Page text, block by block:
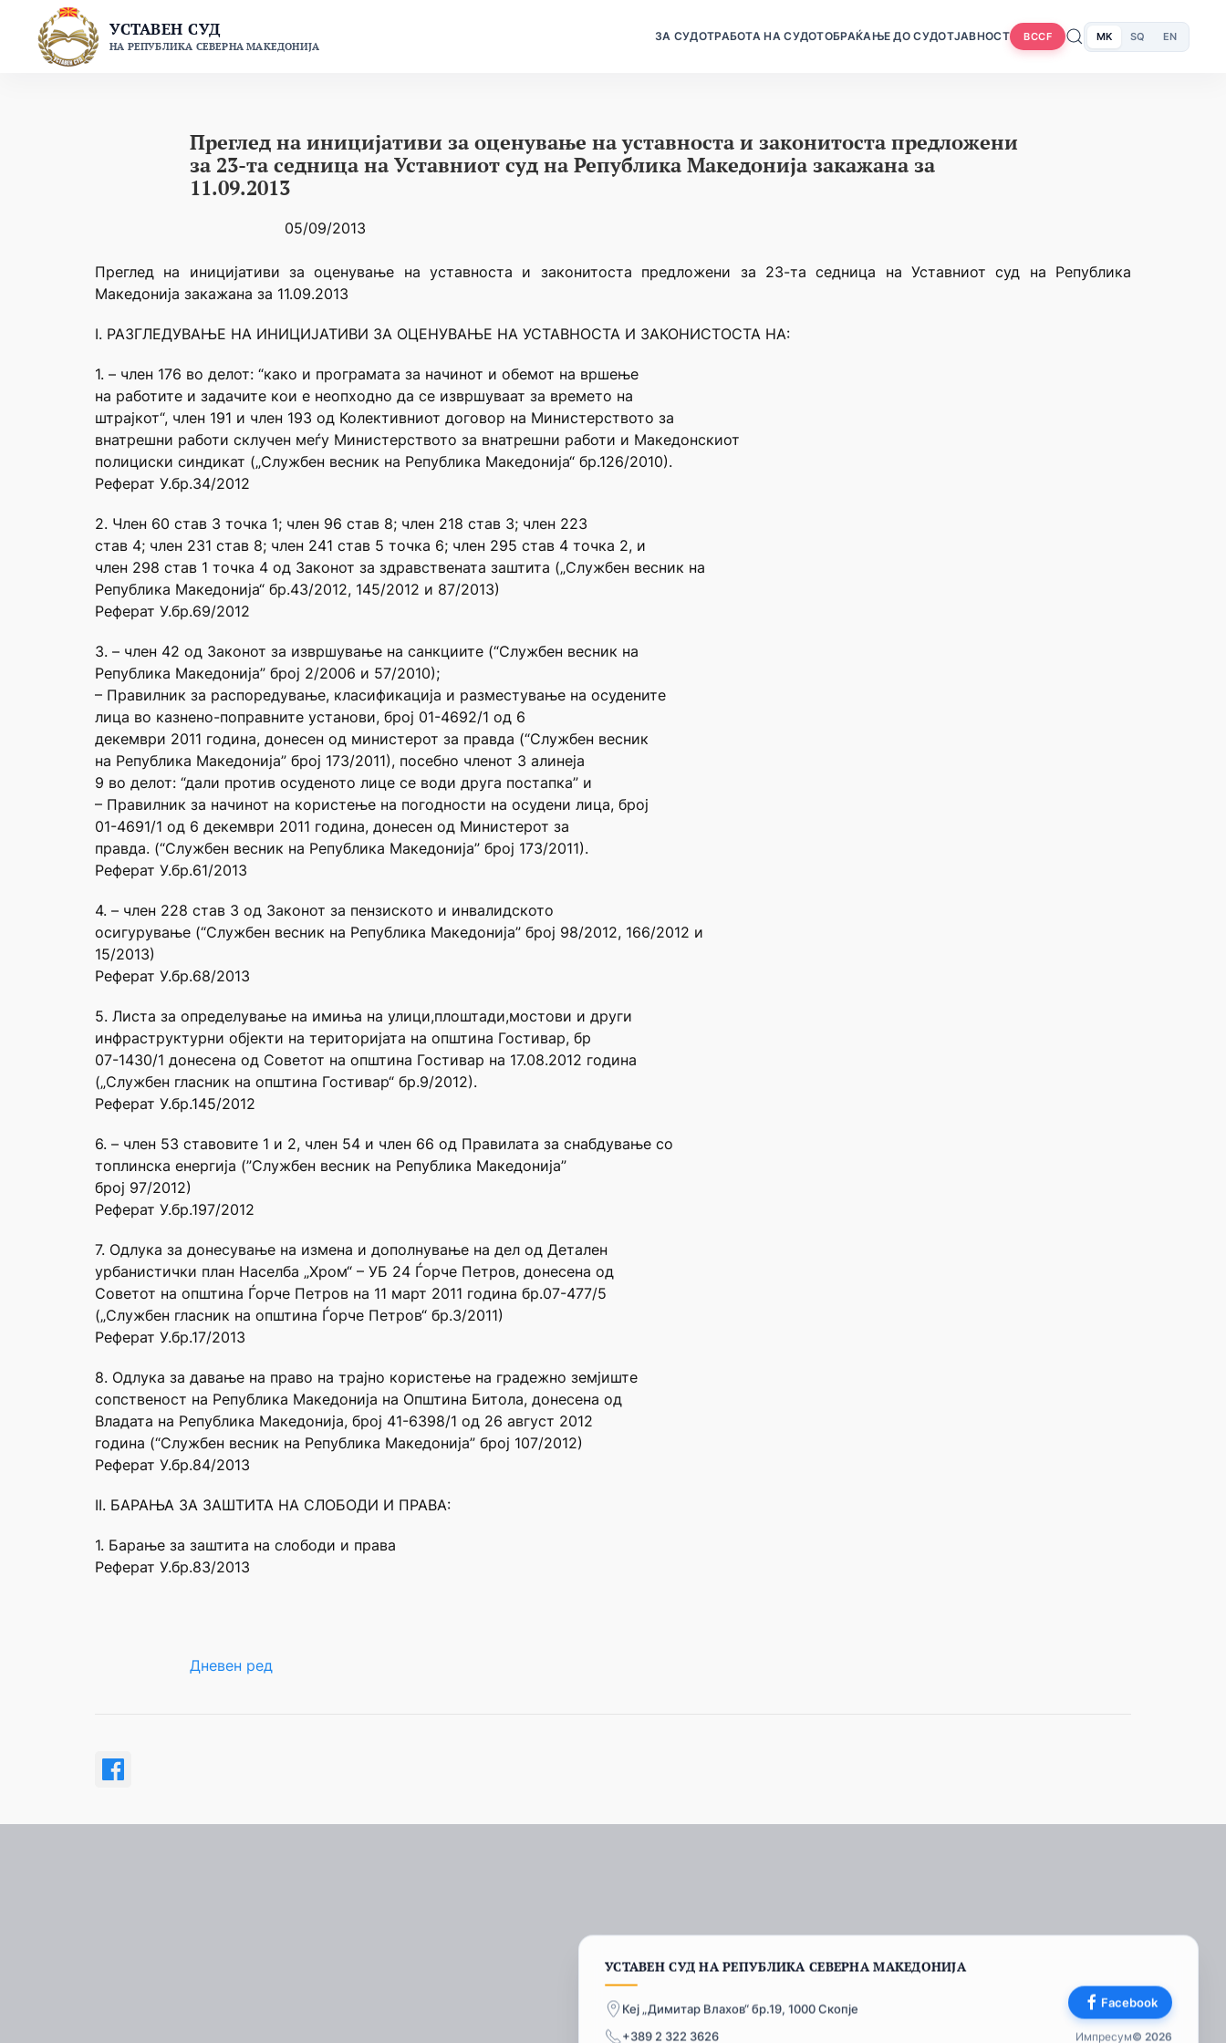
content
УСТАВЕН СУД
НА РЕПУБЛИКА СЕВЕРНА МАКЕДОНИЈА
ЗА СУДОТРАБОТА НА СУДОТОБРАЌАЊЕ ДО СУДОТЈАВНОСТ BCCF MK SQ EN
Преглед на иницијативи за оценување на уставноста и законитоста предложени
за 23-та седница на Уставниот суд на Република Македонија закажана за
11.09.2013
05/09/2013
Преглед на иницијативи за оценување на уставноста и законитоста предложени за 23-та седница на Уставниот суд на Република
Македонија закажана за 11.09.2013
I. РАЗГЛЕДУВАЊЕ НА ИНИЦИЈАТИВИ ЗА ОЦЕНУВАЊЕ НА УСТАВНОСТА И ЗАКОНИСТОСТА НА:
1. – член 176 во делот: “како и програмата за начинот и обемот на вршење
на работите и задачите кои е неопходно да се извршуваат за времето на
штрајкот“, член 191 и член 193 од Колективниот договор на Министерството за
внатрешни работи склучен меѓу Министерството за внатрешни работи и Македонскиот
полициски синдикат („Службен весник на Република Македонија“ бр.126/2010).
Реферат У.бр.34/2012
2. Член 60 став 3 точка 1; член 96 став 8; член 218 став 3; член 223
став 4; член 231 став 8; член 241 став 5 точка 6; член 295 став 4 точка 2, и
член 298 став 1 точка 4 од Законот за здравствената заштита („Службен весник на
Република Македонија“ бр.43/2012, 145/2012 и 87/2013)
Реферат У.бр.69/2012
3. – член 42 од Законот за извршување на санкциите (“Службен весник на
Република Македонија” број 2/2006 и 57/2010);
– Правилник за распоредување, класификација и разместување на осудените
лица во казнено-поправните установи, број 01-4692/1 од 6
декември 2011 година, донесен од министерот за правда (“Службен весник
на Република Македонија” број 173/2011), посебно членот 3 алинеја
9 во делот: “дали против осуденото лице се води друга постапка” и
– Правилник за начинот на користење на погодности на осудени лица, број
01-4691/1 од 6 декември 2011 година, донесен од Министерот за
правда. (“Службен весник на Република Македонија” број 173/2011).
Реферат У.бр.61/2013
4. – член 228 став 3 од Законот за пензиското и инвалидското
осигурување (“Службен весник на Република Македонија” број 98/2012, 166/2012 и
15/2013)
Реферат У.бр.68/2013
5. Листа за определување на имиња на улици,плоштади,мостови и други
инфраструктурни објекти на територијата на општина Гостивар, бр
07-1430/1 донесена од Советот на општина Гостивар на 17.08.2012 година
(„Службен гласник на општина Гостивар“ бр.9/2012).
Реферат У.бр.145/2012
6. – член 53 ставовите 1 и 2, член 54 и член 66 од Правилата за снабдување со
топлинска енергија (”Службен весник на Република Македонија”
број 97/2012)
Реферат У.бр.197/2012
7. Одлука за донесување на измена и дополнување на дел од Детален
урбанистички план Населба „Хром“ – УБ 24 Ѓорче Петров, донесена од
Советот на општина Ѓорче Петров на 11 март 2011 година бр.07-477/5
(„Службен гласник на општина Ѓорче Петров“ бр.3/2011)
Реферат У.бр.17/2013
8. Одлука за давање на право на трајно користење на градежно земјиште
сопственост на Република Македонија на Општина Битола, донесена од
Владата на Република Македонија, број 41-6398/1 од 26 август 2012
година (“Службен весник на Република Македонија” број 107/2012)
Реферат У.бр.84/2013
II. БАРАЊА ЗА ЗАШТИТА НА СЛОБОДИ И ПРАВА:
1. Барање за заштита на слободи и права
Реферат У.бр.83/2013
Дневен ред
УСТАВЕН СУД НА РЕПУБЛИКА СЕВЕРНА МАКЕДОНИЈА
Кеј „Димитар Влахов“ бр.19, 1000 Скопје
+389 2 322 3626
Facebook
Импресум© 2026